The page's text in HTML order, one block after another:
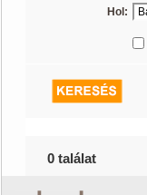
Hol:
0 találat